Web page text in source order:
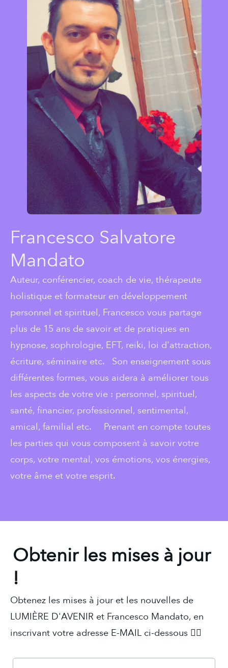
Francesco Salvatore
Mandato
Auteur, conférencier, coach de vie, thérapeute
holistique et formateur en développement
personnel et spirituel, Francesco vous partage
plus de 15 ans de savoir et de pratiques en
hypnose, sophrologie, EFT, reiki, loi d'attraction,
écriture, séminaire etc. Son enseignement sous
différentes formes, vous aidera à améliorer tous
les aspects de votre vie : personnel, spirituel,
santé, financier, professionnel, sentimental,
amical, familial etc. Prenant en compte toutes
les parties qui vous composent à savoir votre
corps, votre mental, vos émotions, vos énergies,
votre âme et votre esprit.
Obtenir les mises à jour
!
Obtenez les mises à jour et les nouvelles de
LUMIÈRE D'AVENIR et Francesco Mandato, en
inscrivant votre adresse E-MAIL ci-dessous 👇🏼